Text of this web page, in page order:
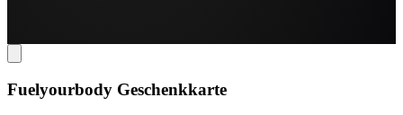
Fuelyourbody Geschenkkarte